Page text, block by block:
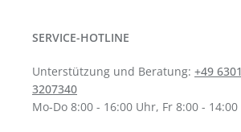
SERVICE-HOTLINE
Unterstützung und Beratung: +49 6301
3207340
Mo-Do 8:00 - 16:00 Uhr, Fr 8:00 - 14:00